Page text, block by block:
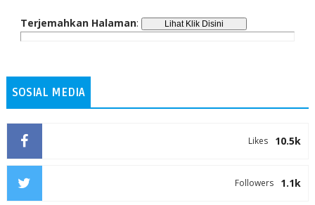
Terjemahkan Halaman:
SOSIAL MEDIA
10.5k
Likes
1.1k
Followers